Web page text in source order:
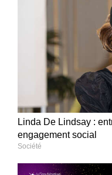
Linda De Lindsay :
engagement social
Société